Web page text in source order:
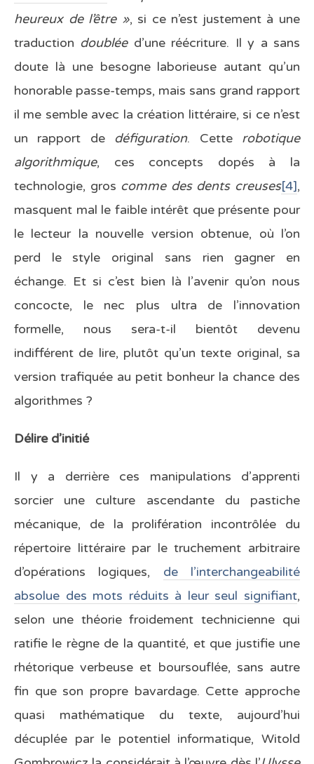
heureux de l’être », si ce n’est justement à une
traduction doubléed’une réécriture. Il y a sans
doute là une besogne laborieuse autant qu’un
honorable passe-temps, mais sans grand rapport
il me semble avec la création littéraire, si ce n’est
un rapport de défiguration. Cette robotique
algorithmique, ces concepts dopés à la
technologie, gros comme des dents creuses[4],
masquent mal le faible intérêt que présente pour
le lecteur la nouvelle version obtenue, où l’on
perd le style original sans rien gagner en
échange. Et si c’est bien là l’avenir qu’on nous
concocte, le nec plus ultra de l’innovation
formelle, nous sera-t-il bientôt devenu
indifférent de lire, plutôt qu’un texte original, sa
version trafiquée au petit bonheur la chance des
algorithmes ?
Délire d’initié
Il y a derrière ces manipulations d’apprenti
sorcier une culture ascendante du pastiche
mécanique, de la prolifération incontrôlée du
répertoire littéraire par le truchement arbitraire
d’opérations logiques, de l’interchangeabilité
absolue des mots réduits à leur seul signifiant,
selon une théorie froidement technicienne qui
ratifie le règne de la quantité, et que justifie une
rhétorique verbeuse et boursouflée, sans autre
fin que son propre bavardage. Cette approche
quasi mathématique du texte, aujourd’hui
décuplée par le potentiel informatique, Witold